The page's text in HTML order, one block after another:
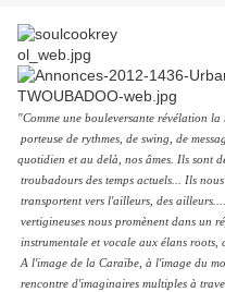
"Comme une bouleversante révélation
porteuse de rythmes, de swing, de
quotidien et au delà, nos âmes. Ils sont
troubadours des temps actuels... Ils
transportent vers l'ailleurs, des
vertigineuses nous promènent dans un
instrumentale et vocale aux élans roots,
A l'image de la Caraïbe, à l'image du
rencontre d'imaginaires multiples à